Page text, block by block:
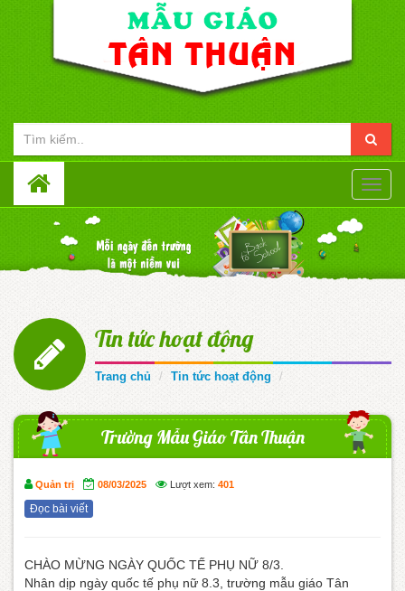
Toggle
Tin tức hoạt động
Trang chủ Tin tức hoạt động
Trường Mẫu Giáo Tân Thuận
Quản trị 08/03/2025 Lượt xem: 401
Đọc bài viết
CHÀO MỪNG NGÀY QUỐC TẾ PHỤ NỮ 8/3.
Nhân dịp ngày quốc tế phụ nữ 8.3, trường mẫu giáo Tân